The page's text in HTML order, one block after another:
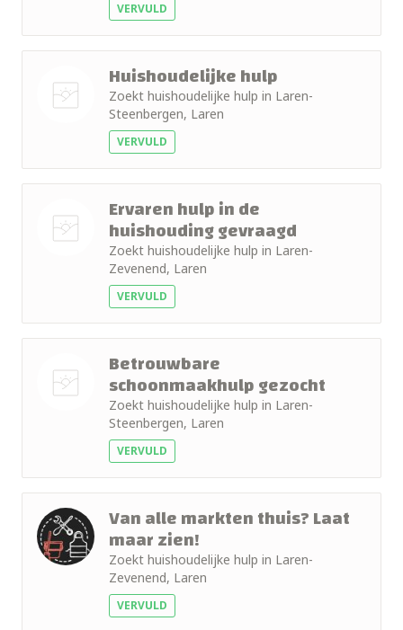
VERVULD
Huishoudelijke hulp
Zoekt huishoudelijke hulp in Laren-
Steenbergen, Laren
VERVULD
Ervaren hulp in de
huishouding gevraagd
Zoekt huishoudelijke hulp in Laren-
Zevenend, Laren
VERVULD
Betrouwbare
schoonmaakhulp gezocht
Zoekt huishoudelijke hulp in Laren-
Steenbergen, Laren
VERVULD
Van alle markten thuis? Laat
maar zien!
Zoekt huishoudelijke hulp in Laren-
Zevenend, Laren
VERVULD